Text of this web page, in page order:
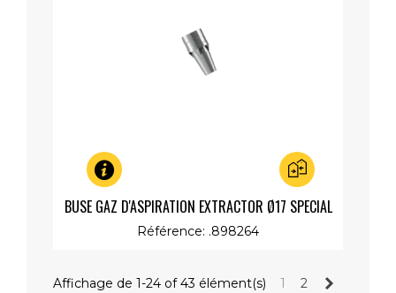
BUSE GAZ D'ASPIRATION EXTRACTOR Ø17 SPECIAL
Référence: .898264
Affichage de 1-24 of 43 élément(s) 1 2